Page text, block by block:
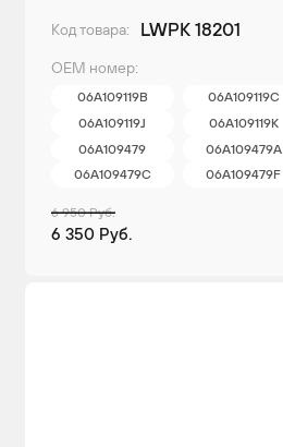
Код товара: LWPK 18201
ОЕМ номер:
06A109119B 06A109119C
06A109119J
06A109119K
06A109479
06A109479A
06A109479C
06A109479F
6 950 Руб.
6 350 Руб.